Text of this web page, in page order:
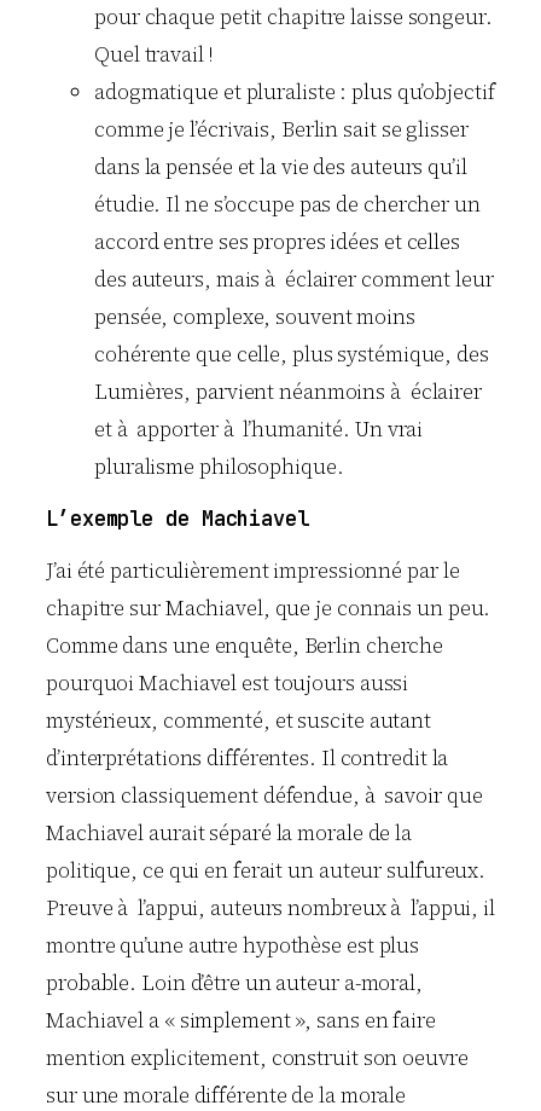
pour chaque petit chapitre laisse songeur.
Quel travail !
adogmatique et pluraliste : plus qu’objectif
comme je l’écrivais, Berlin sait se glisser
dans la pensée et la vie des auteurs qu’il
étudie. Il ne s’occupe pas de chercher un
accord entre ses propres idées et celles
des auteurs, mais à éclairer comment leur
pensée, complexe, souvent moins
cohérente que celle, plus systémique, des
Lumières, parvient néanmoins à éclairer
et à apporter à l’humanité. Un vrai
pluralisme philosophique.
L’exemple de Machiavel
J’ai été particulièrement impressionné par le
chapitre sur Machiavel, que je connais un peu.
Comme dans une enquête, Berlin cherche
pourquoi Machiavel est toujours aussi
mystérieux, commenté, et suscite autant
d’interprétations différentes. Il contredit la
version classiquement défendue, à savoir que
Machiavel aurait séparé la morale de la
politique, ce qui en ferait un auteur sulfureux.
Preuve à l’appui, auteurs nombreux à l’appui, il
montre qu’une autre hypothèse est plus
probable. Loin d’être un auteur a-moral,
Machiavel a « simplement », sans en faire
mention explicitement, construit son oeuvre
sur une morale différente de la morale